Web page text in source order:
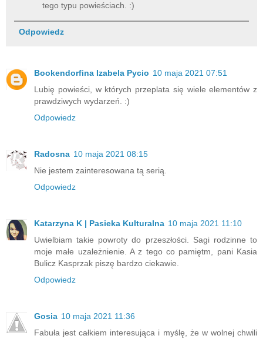
tego typu powieściach. :)
Odpowiedz
Bookendorfina Izabela Pycio 10 maja 2021 07:51
Lubię powieści, w których przeplata się wiele elementów z
prawdziwych wydarzeń. :)
Odpowiedz
Radosna 10 maja 2021 08:15
Nie jestem zainteresowana tą serią.
Odpowiedz
Katarzyna K | Pasieka Kulturalna 10 maja 2021 11:10
Uwielbiam takie powroty do przeszłości. Sagi rodzinne to
moje małe uzależnienie. A z tego co pamiętm, pani Kasia
Bulicz Kasprzak piszę bardzo ciekawie.
Odpowiedz
Gosia 10 maja 2021 11:36
Fabuła jest całkiem interesująca i myślę, że w wolnej chwili